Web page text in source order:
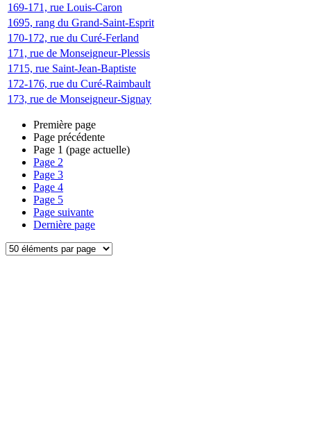
169-171, rue Louis-Caron
1695, rang du Grand-Saint-Esprit
170-172, rue du Curé-Ferland
171, rue de Monseigneur-Plessis
1715, rue Saint-Jean-Baptiste
172-176, rue du Curé-Raimbault
173, rue de Monseigneur-Signay
Première page
Page précédente
Page 1 (page actuelle)
Page 2
Page 3
Page 4
Page 5
Page suivante
Dernière page